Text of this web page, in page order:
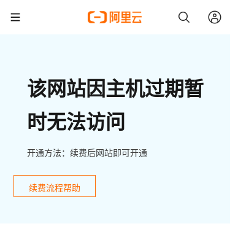
该网站因主机过期暂
时无法访问
开通方法：续费后网站即可开通
续费流程帮助